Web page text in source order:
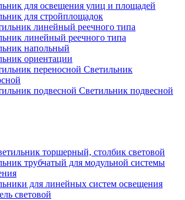
для освещения улиц и площадей
для стройплощадок
линейный реечного типа
напольный
ориентации
Светильник
Светильник подвесной
торшерный, столбик световой
трубчатый для модульной системы
для линейных систем освещения
световой